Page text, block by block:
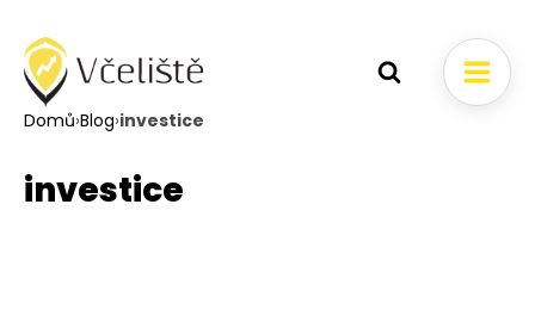
Domů›Blog›investice
investice